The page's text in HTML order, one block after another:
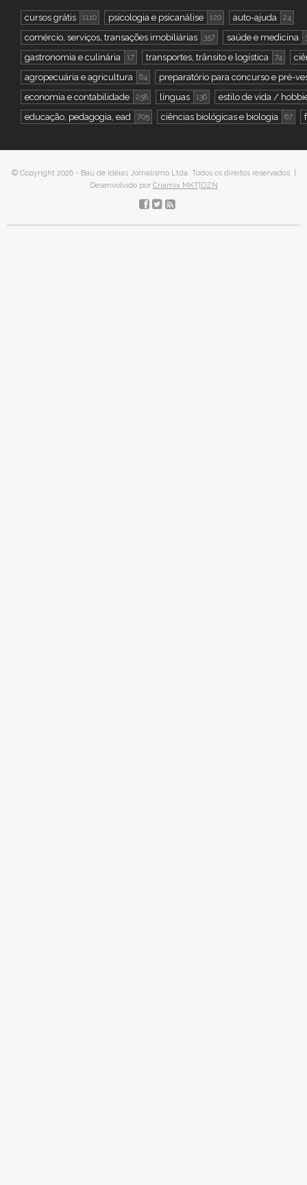
cursos grátis 1110 psicologia e psicanálise 120 auto-ajuda 24
comércio, serviços, transações imobiliárias 357 saúde e medicina
gastronomia e culinária 17 transportes, trânsito e logística 74
agropecuária e agricultura
64
preparatório para concurso e pré-
economia e contabilidade
258 línguas 136
estilo de vida /
educação, pedagogia, ead
705 ciências biológicas e biologia 67
© Copyright 2026 - Baú de Idéias Jornalismo Ltda. Todos os direitos reservados. |
Desenvolvido por Criamix MKT|DZN